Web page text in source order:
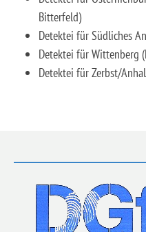
Bitterfeld)
Detektei für Südliches
Detektei für Wittenberg
Detektei für Zerbst/